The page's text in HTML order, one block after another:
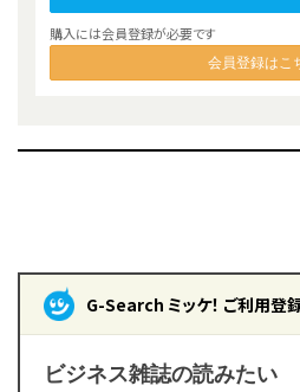
購入には会員登録が必要です
会員登録はこ
G-Search ミッケ！ ご利用登
ビジネス雑誌の読みたい